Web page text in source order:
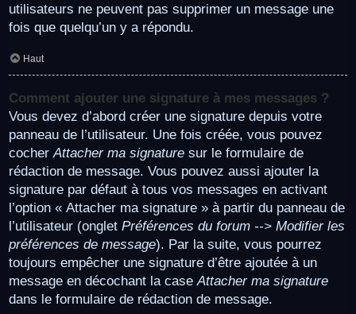
utilisateurs ne peuvent pas supprimer un message une
fois que quelqu’un y a répondu.
Haut
Comment ajouter une signature à mes messages ?
Vous devez d’abord créer une signature depuis votre
panneau de l’utilisateur. Une fois créée, vous pouvez
cocherAttacher ma signature sur le formulaire de
rédaction de message. Vous pouvez aussi ajouter la
signature par défaut à tous vos messages en activant
l’option « Attacher ma signature » à partir du panneau de
l’utilisateur (onglet Préférences du forum --> Modifier les
préférences de message). Par la suite, vous pourrez
toujours empêcher une signature d’être ajoutée à un
message en décochant la caseAttacher ma signature
dans le formulaire de rédaction de message.